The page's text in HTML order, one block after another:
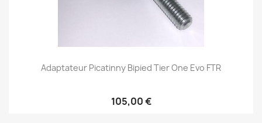
Adaptateur Picatinny Bipied Tier One Evo FTR
105,00 €